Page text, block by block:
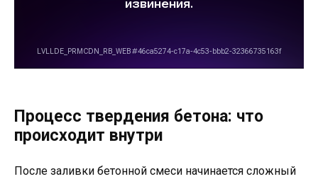
Процесс твердения бетона: что
происходит внутри
После заливки бетонной смеси начинается сложный